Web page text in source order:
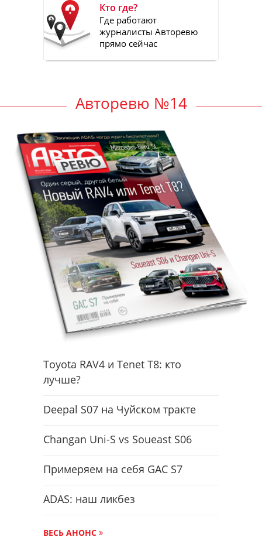
Кто где?
Где работают
журналисты Авторевю
прямо сейчас
Авторевю №14
Toyota RAV4 и Tenet T8: кто
лучше?
Deepal S07 на Чуйском тракте
Changan Uni-S vs Soueast S06
Примеряем на себя GAC S7
ADAS: наш ликбез
ВЕСЬ АНОНС